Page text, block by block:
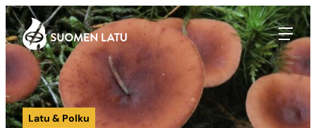
Siirry
suoraan
sisältöön
Suomen Latu
Latu & Polku